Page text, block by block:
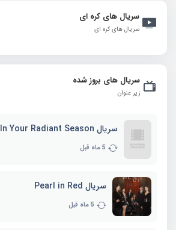
سریال های کره ای
سریال های کره ای
سریال های بروز شده
زیر عنوان
سریال In Your Radiant Season
5 ماه قبل
سریال Pearl in Red
5 ماه قبل